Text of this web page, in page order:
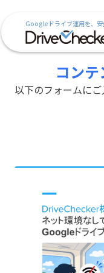
Googleドライブ運用を、安
コン
以下のフォームに